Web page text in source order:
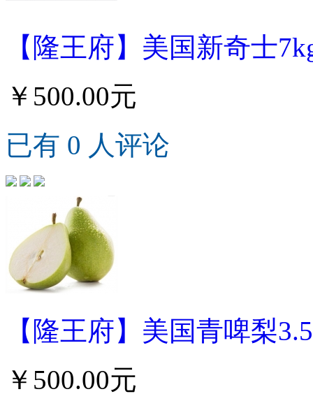
【隆王府】美国新奇士
￥500.00元
已有 0 人评论
【隆王府】美国青啤梨
￥500.00元